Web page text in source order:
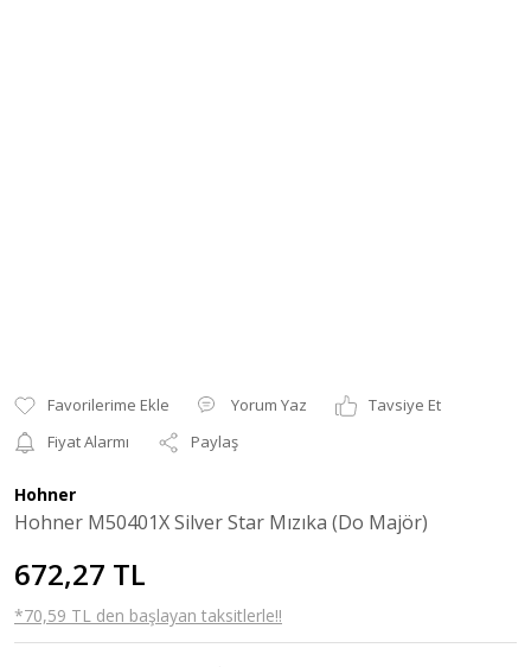
Yorum Yaz
Tavsiye Et
Fiyat Alarmı
Paylaş
Hohner
Hohner M50401X Silver Star Mızıka (Do Majör)
672,27 TL
*70,59 TL den başlayan taksitlerle!!